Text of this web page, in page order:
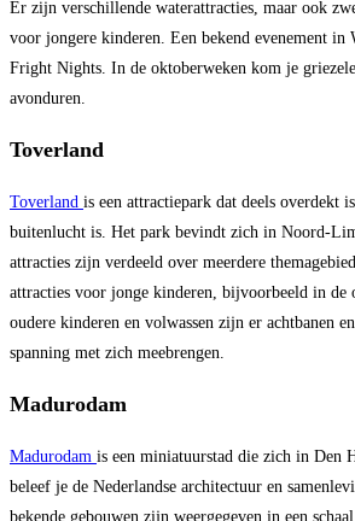
Er zijn verschillende waterattracties, maar ook
voor jongere kinderen. Een bekend evenement in
Fright Nights. In de oktoberweken kom je
avonduren.
Toverland
Toverland is een attractiepark dat deels overdekt
buitenlucht is. Het park bevindt zich in Noord-
attracties zijn verdeeld over meerdere
attracties voor jonge kinderen, bijvoorbeeld in de
oudere kinderen en volwassen zijn er achtbanen
spanning met zich meebrengen.
Madurodam
Madurodam is een miniatuurstad die zich in Den
beleef je de Nederlandse architectuur en
bekende gebouwen zijn weergegeven in een